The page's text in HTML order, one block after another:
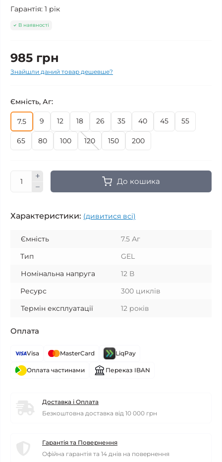
Гарантія: 1 рік
В наявності
985 грн
Знайшли даний товар дешевше?
Ємність, Аг:
7.5 9 12 18 26 35 40 45 55
65 80 100 120 150 200
До кошика
Характеристики: (дивитися всі)
Ємність
7.5 Аг
Тип
GEL
Номінальна напруга
12 В
Ресурс
300 циклів
Термін експлуатації
12 років
Оплата
Visa MasterCard LiqPay
Оплата частинами Переказ IBAN
Доставка і Оплата
Безкоштовна доставка від 10 000 грн
Гарантія та Повернення
Офійна гарантія та 14 днів на повернення